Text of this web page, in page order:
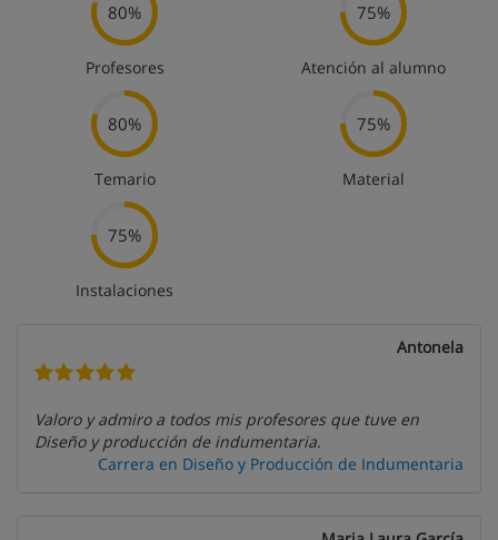
80%
Profesores
75%
Atención al alumno
80%
Temario
75%
Material
75%
Instalaciones
Antonela
Valoro y admiro a todos mis profesores que tuve en
Diseño y producción de indumentaria.
Carrera en Diseño y Producción de Indumentaria